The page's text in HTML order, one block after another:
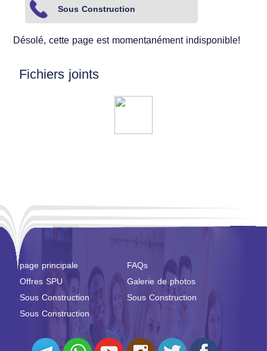
Sous Construction
Désolé, cette page est momentanément indisponible!
Fichiers joints
page principale
FAQs
Offres SPU
Galerie de photos
Sous Construction
Sous Construction
Sous Construction